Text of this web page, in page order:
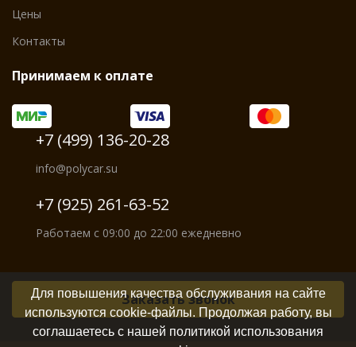
Цены
Контакты
Принимаем к оплате
+7 (499) 136-20-28
info@polycar.su
+7 (925) 261-63-52
Работаем с 09:00 до 22:00 ежедневно
Заказать звонок
Для повышения качества обслуживания на сайте
используются cookie-файлы. Продолжая работу, вы
соглашаетесь с нашей политикой использования